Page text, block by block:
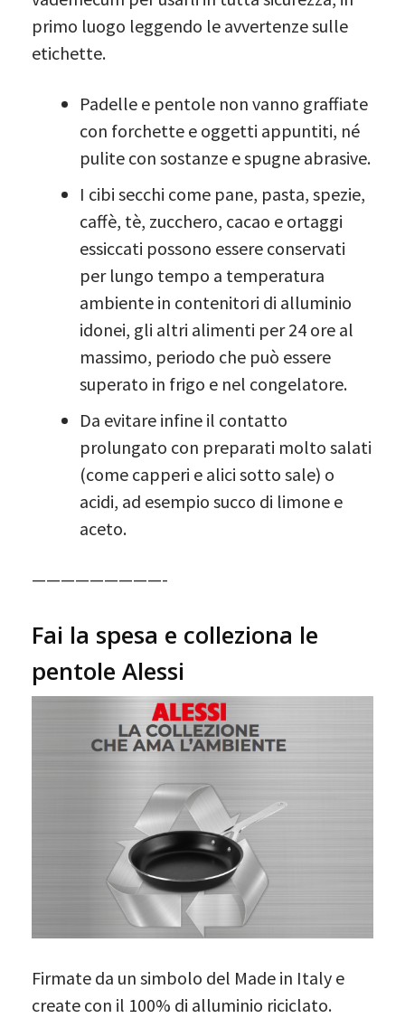
primo luogo leggendo le avvertenze sulle
etichette.
Padelle e pentole non vanno graffiate
con forchette e oggetti appuntiti, né
pulite con sostanze e spugne abrasive.
I cibi secchi come pane, pasta, spezie,
caffè, tè, zucchero, cacao e ortaggi
essiccati possono essere conservati
per lungo tempo a temperatura
ambiente in contenitori di alluminio
idonei, gli altri alimenti per 24 ore al
massimo, periodo che può essere
superato in frigo e nel congelatore.
Da evitare infine il contatto
prolungato con preparati molto salati
(come capperi e alici sotto sale) o
acidi, ad esempio succo di limone e
aceto.
—————————-
Fai la spesa e colleziona le
pentole Alessi
Firmate da un simbolo del Made in Italy e
create con il 100% di alluminio riciclato.